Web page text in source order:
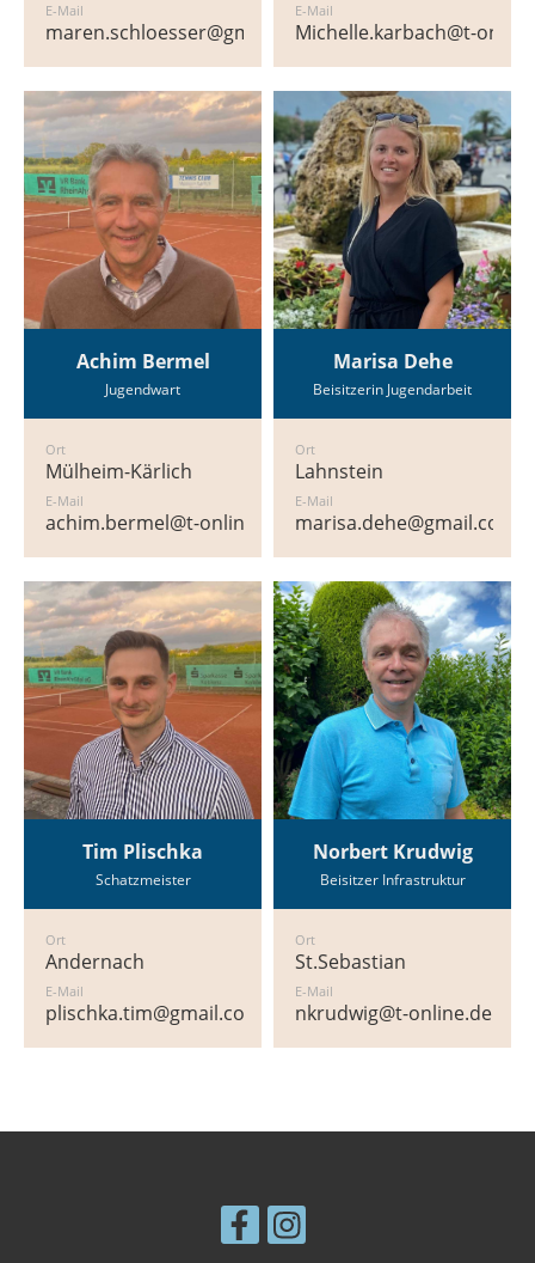
E-Mail
maren.schloesser@gmail.com
E-Mail
Michelle.karbach@t-
Achim Bermel
Jugendwart
Ort
Mülheim-Kärlich
E-Mail
achim.bermel@t-online.de
Marisa Dehe
Beisitzerin Jugendarbeit
Ort
Lahnstein
E-Mail
marisa.dehe@gmail.com
Tim Plischka
Schatzmeister
Ort
Andernach
E-Mail
plischka.tim@gmail.com
Norbert Krudwig
Beisitzer Infrastruktur
Ort
St.Sebastian
E-Mail
nkrudwig@t-online.de